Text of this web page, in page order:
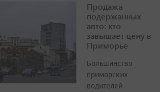
Продажа
подержанных
авто: кто
завышает цену в
Приморье
Большинство
приморских
водителей